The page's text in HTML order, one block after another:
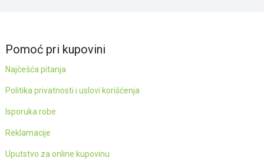
Pomoć pri kupovini
Najčešća pitanja
Politika privatnosti i uslovi korišćenja
Isporuka robe
Reklamacije
Uputstvo za online kupovinu